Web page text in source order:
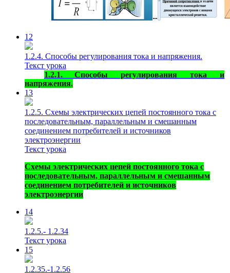
12
1.2.4. Способы регулирования тока и напряжения.
Текст урока
1.2.1.
Способы регулирования тока и
напряжения.
13
1.2.5. Схемы электрических цепей постоянного тока с
последовательным, параллельным и смешанным
соединением потребителей и источников
электроэнергии
Текст урока
Схемы электрических цепей постоянного тока с
последовательным, параллельным и смешанным
соединением потребителей и источников
электроэнергии
14
1.2.5.- 1.2.34
Текст урока
15
1.2.35.-1.2.56